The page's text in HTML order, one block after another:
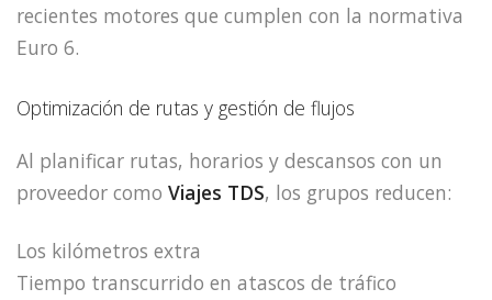
recientes motores que cumplen con la normativa
Euro 6.
Optimización de rutas y gestión de flujos
Al planificar rutas, horarios y descansos con un
proveedor como Viajes TDS, los grupos reducen:
Los kilómetros extra
Tiempo transcurrido en atascos de tráfico